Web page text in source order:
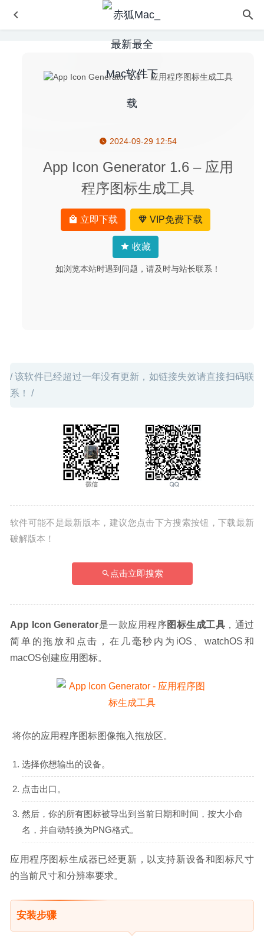
2024-09-29 12:54
App Icon Generator 1.6 – 应用
程序图标生成工具
立即下载 VIP免费下载
收藏
如浏览本站时遇到问题，请及时与站长联系！
/ 该软件已经超过一年没有更新，如链接失效请直接扫码联
系！ /
软件可能不是最新版本，建议您点击下方搜索按钮，下载最新
破解版本！
点击立即搜索
App Icon Generator是一款应用程序图标生成工具 ，通过
简单的拖放和点击，在几毫秒内为iOS、watchOS和
macOS创建应用图标。
将你的应用程序图标图像拖入拖放区。
选择你想输出的设备。
点击出口。
然后，你的所有图标被导出到当前日期和时间，按大小命
名，并自动转换为PNG格式。
应用程序图标生成器已经更新，以支持新设备和图标尺寸
的当前尺寸和分辨率要求。
安装步骤
Iridient Developer 3.3.11 – 非常专业的RAW转换工具
Amadeus Pro 2.8.0 (2408) for Mac中文版-多音轨音频编辑
MacCleanse 8.1.4 – 专业的垃圾文件清理 2020-05-10
Adobe Prelude 2020 9.0.0(免激活版) for Mac中文版-元数
2020-04-03
Movavi Screen Recorder 11.6.0 中文版-非常好用的屏幕录
像及屏幕截图工具 2020-07-15